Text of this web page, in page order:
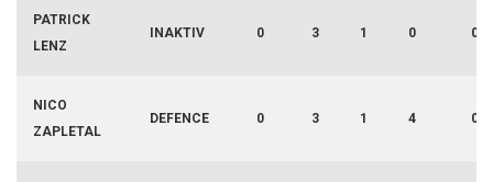
PATRICK
LENZ
INAKTIV 0 3 1 0 0
NICO
ZAPLETAL
DEFENCE 0 3 1 4 0